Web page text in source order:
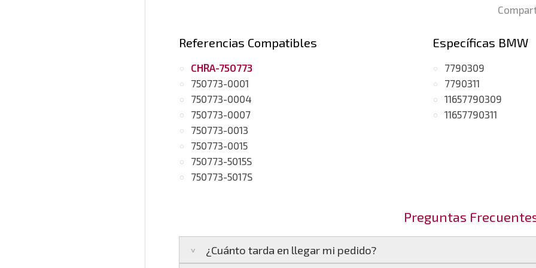
Referencias Compatibles
CHRA-750773
750773-0001
750773-0004
750773-0007
750773-0013
750773-0015
750773-5015S
750773-5017S
Específicas BMW
7790309
7790311
11657790309
11657790311
Preguntas
¿Cuánto tarda en llegar mi pedido?